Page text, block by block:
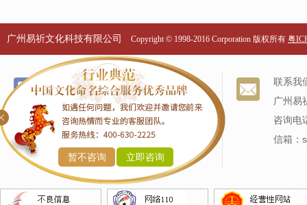
广州易祈文化科技有限公司 Copyright © 1998-2016 Corporation 版权所有 粤
暂不咨询 立即咨询
个名服务
改名服务
商标命名
产品命名
企业命名
关于我们
我们的历史
专家阵容
联系我
广州易
咨询电
信箱：